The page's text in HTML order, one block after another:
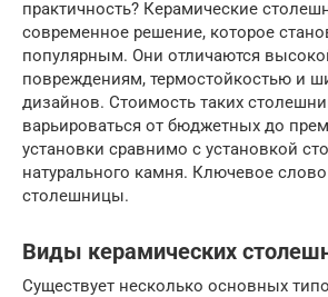
практичность? Керамические
современное решение, которое
популярным. Они отличаются
повреждениям, термостойкостью и
дизайнов. Стоимость таких
варьироваться от бюджетных до
установки сравнимо с установкой
натурального камня. Ключевое
столешницы.
Виды керамических
Существует несколько основных